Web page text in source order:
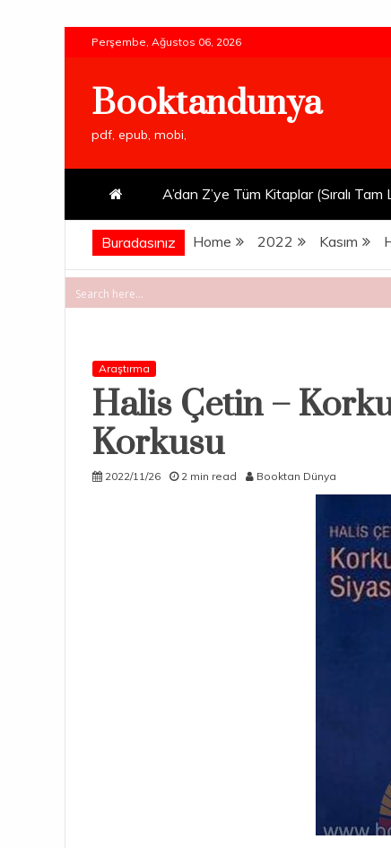
content
Perşembe, Ağustos 06, 2026
Booktandunya
pdf, epub, mobi,
A’dan Z’ye Tüm Kitaplar (Sıralı Tam
Buradasınız Home 2022 Kasım
Araştırma
Halis Çetin –
Korkusu
2022/11/26 2 min read Booktan Dünya